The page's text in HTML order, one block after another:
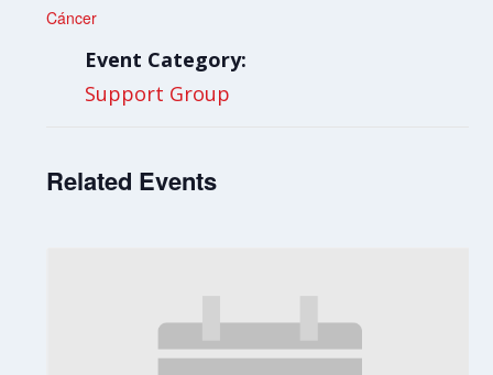
Cáncer
Event Category:
Support Group
Related Events